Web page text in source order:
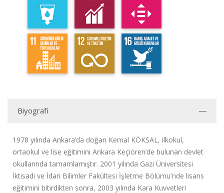
Biyografi
1978 yılında Ankara’da doğan Kemal KÖKSAL, ilkokul,
ortaokul ve lise eğitimini Ankara Keçiören’de bulunan devlet
okullarında tamamlamıştır. 2001 yılında Gazi Üniversitesi
İktisadi ve İdari Bilimler Fakültesi İşletme Bölümü'nde lisans
eğitimini bitirdikten sonra, 2003 yılında Kara Kuvvetleri